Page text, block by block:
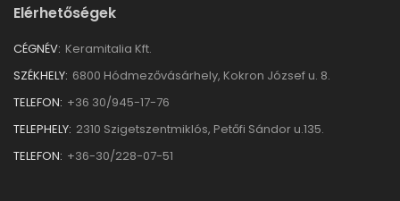
Elérhetőségek
CÉGNÉV: Keramitalia Kft.
SZÉKHELY: 6800 Hódmezővásárhely, Kokron József u. 8.
TELEFON: +36 30/945-17-76
TELEPHELY: 2310 Szigetszentmiklós, Petőfi Sándor u.135.
TELEFON: +36-30/228-07-51